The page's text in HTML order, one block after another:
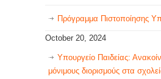
Πρόγραμμα Πιστοποίησης
October 20, 2024
Υπουργείο Παιδείας:
μόνιμους διορισμούς στα